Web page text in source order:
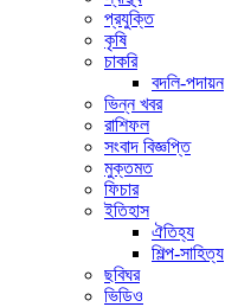
প্রযুক্তি
কৃষি
চাকরি
বদলি-পদায়ন
ভিন্ন খবর
রাশিফল
সংবাদ বিজ্ঞপ্তি
মুক্তমত
ফিচার
ইতিহাস
ঐতিহ্য
শিল্প-সাহিত্য
ছবিঘর
ভিডিও